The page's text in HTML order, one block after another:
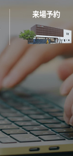
来場予約